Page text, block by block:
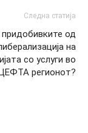
Следна статија
од
на
со услуги во
регионот?